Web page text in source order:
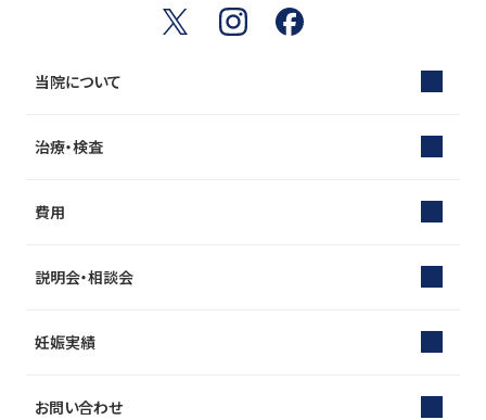
当院について
治療・検査
費用
説明会・相談会
妊娠実績
お問い合わせ